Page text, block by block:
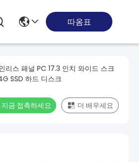
따옴표
리스 패널 PC 17.3 인치 와이드 스크
SSD 하드 디스크
지금 접촉하세요 더 배우세요